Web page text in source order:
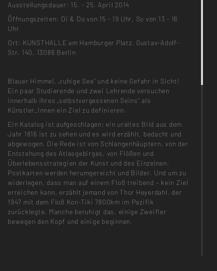
Ausstellungsdauer: 15. - 25. April 2014
Öffnungszeiten: Di & Do von 15 - 19 Uhr, So von 13 - 16
Uhr
Ort: KUNSTHALLE am Hamburger Platz, Gustav-Adolf-
Str. 140, 13086 Berlin
Blauer Himmel, „ruhige See“ und keine Gefahr in Sicht!
Ein paar Studierende und zwei Lehrende versuchen
innerhalb ihres „selbstvergessenen Seins“ als
Künstler_Innen ein Ziel zu definieren.
Ein Katalog ist aufgeschlagen; ein uraltes Bild aus dem
Jahr 1816 ist zu sehen und es wird erzählt, bedacht und
abgewogen. Die Rede ist von Schlangenhäuptern, von der
Entstehung des Atlasgebirges, von Flößen und
Überlebensstrategien der Kunst und des Einzelnen.
Postkarten werden herumgereicht und Bilder. Und um zu
widerlegen, dass man auf einem Floß treibend – kein Ziel
erreichen kann, erzählt jemand von Thor Heyerdahl, der
1947 mit dem Floß Kon-Tiki 7800km im Pazifik
zurücklegte. Manche beruhigt das, einige Zweifler
bewegen den Kopf und einige beginnen.